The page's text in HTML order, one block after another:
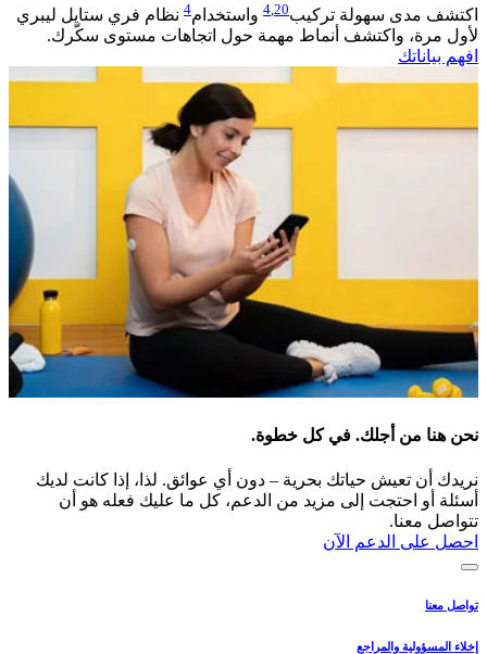
اكتشف مدى سهولة تركيب 4,20 واستخدام4 نظام فري ستايل ليبري
لأول مرة، واكتشف أنماط مهمة حول اتجاهات مستوى سكّرك.
افهم بياناتك
نحن هنا من أجلك. في كل خطوة.
نريدك أن تعيش حياتك بحرية – دون أي عوائق. لذا، إذا كانت لديك
أسئلة أو احتجت إلى مزيد من الدعم، كل ما عليك فعله هو أن
تتواصل معنا.
احصل على الدعم الآن
تواصل معنا
إخلاء المسؤولية والمراجع